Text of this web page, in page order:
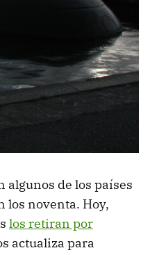
algunos de los países
los noventa. Hoy,
los retiran por
actualiza para